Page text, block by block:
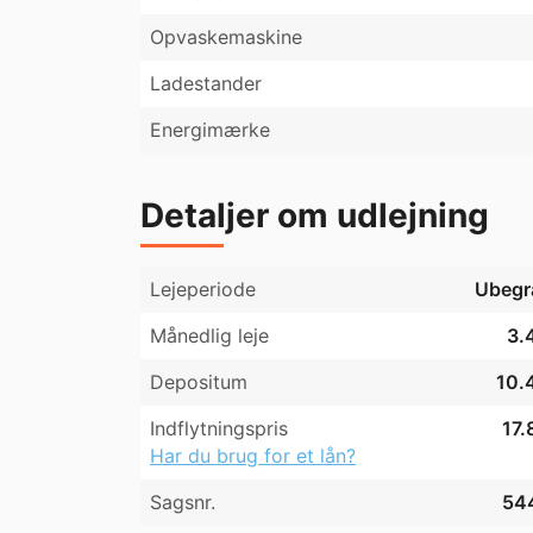
afslapning i de nærliggende haver og
indkøbsmuligheder er i gåafstand.
indfaldsveje.
Læs mere om ejendommen herunder.
Opvaskemaskine
Ladestander
Energimærke
Detaljer om udlejning
Lejeperiode
Månedlig leje
Depositum
Indflytningspris
Har du brug for et lån?
Sagsnr.